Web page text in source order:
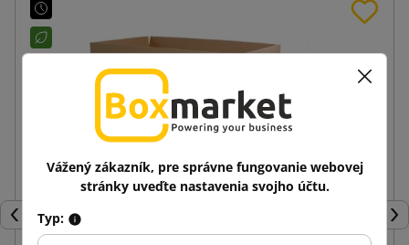
Späť
Vážený zákazník, pre správne fungovanie webovej
stránky uveďte nastavenia svojho účtu.
Typ: